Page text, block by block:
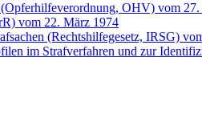
OHV) vom 27.
vom 22. März 1974
(Rechtshilfegesetz, IRSG)
im Strafverfahren und zur